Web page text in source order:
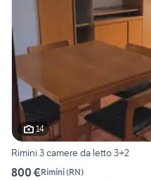
14
Rimini 3 camere da letto 3+2
800 €Rimini(RN)